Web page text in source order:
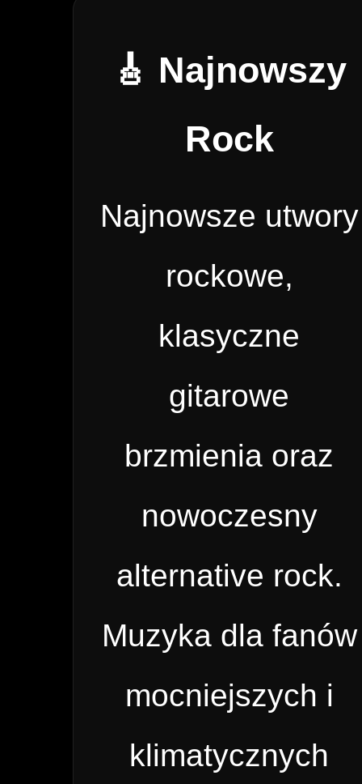
🎸 Najnowszy
Rock
Najnowsze utwory
rockowe,
klasyczne
gitarowe
brzmienia oraz
nowoczesny
alternative rock.
Muzyka dla fanów
mocniejszych i
klimatycznych